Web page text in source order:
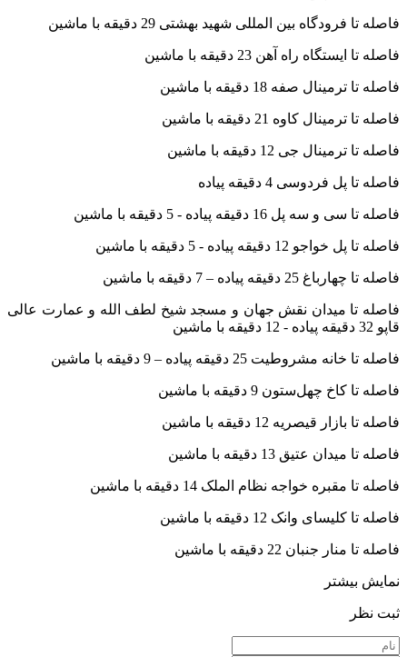
فاصله تا فرودگاه بین المللی شهید بهشتی 29 دقیقه با ماشین
فاصله تا ایستگاه راه آهن 23 دقیقه با ماشین
فاصله تا ترمینال صفه 18 دقیقه با ماشین
فاصله تا ترمینال کاوه 21 دقیقه با ماشین
فاصله تا ترمینال جی 12 دقیقه با ماشین
فاصله تا پل فردوسی 4 دقیقه پیاده
فاصله تا سی و سه پل 16 دقیقه پیاده - 5 دقیقه با ماشین
فاصله تا پل خواجو 12 دقیقه پیاده - 5 دقیقه با ماشین
فاصله تا چهارباغ 25 دقیقه پیاده – 7 دقیقه با ماشین
فاصله تا میدان نقش جهان و مسجد شیخ لطف الله و عمارت عالی
قاپو 32 دقیقه پیاده - 12 دقیقه با ماشین
فاصله تا خانه مشروطیت 25 دقیقه پیاده – 9 دقیقه با ماشین
فاصله تا کاخ چهل‌ستون 9 دقیقه با ماشین
فاصله تا بازار قیصریه 12 دقیقه با ماشین
فاصله تا میدان عتیق 13 دقیقه با ماشین
فاصله تا مقبره خواجه نظام الملک 14 دقیقه با ماشین
فاصله تا کلیسای وانک 12 دقیقه با ماشین
فاصله تا منار جنبان 22 دقیقه با ماشین
نمایش بیشتر
ثبت نظر